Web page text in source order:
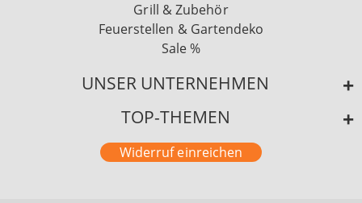
Grill & Zubehör
Feuerstellen & Gartendeko
Sale %
UNSER UNTERNEHMEN
TOP-THEMEN
Widerruf einreichen